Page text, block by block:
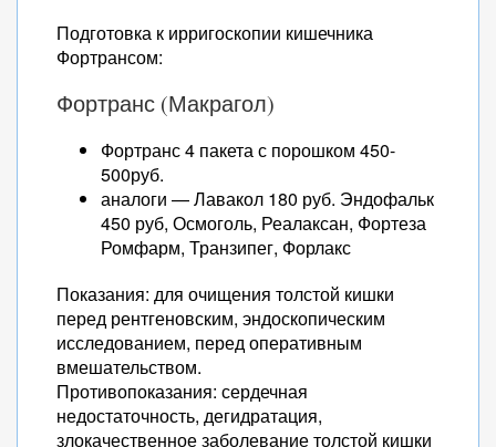
Подготовка к ирригоскопии кишечника
Фортрансом:
Фортранс (Макрагол)
Фортранс 4 пакета с порошком 450-
500руб.
аналоги — Лавакол 180 руб. Эндофальк
450 руб, Осмоголь, Реалаксан, Фортеза
Ромфарм, Транзипег, Форлакс
Показания: для очищения толстой кишки
перед рентгеновским, эндоскопическим
исследованием, перед оперативным
вмешательством.
Противопоказания: сердечная
недостаточность, дегидратация,
злокачественное заболевание толстой кишки